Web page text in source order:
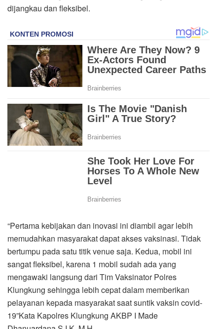
dijangkau dan fleksibel.
“Pertama kebijakan dan inovasi ini diambil agar lebih
memudahkan masyarakat dapat akses vaksinasi. Tidak
bertumpu pada satu titik venue saja. Kedua, mobil ini
sangat fleksibel, karena 1 mobil sudah ada yang
mengawaki langsung dari Tim Vaksinator Polres
Klungkung sehingga lebih cepat dalam memberikan
pelayanan kepada masyarakat saat suntik vaksin covid-
19”Kata Kapolres Klungkung AKBP I Made